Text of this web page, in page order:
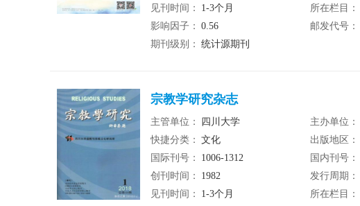
见刊时间：
1-3个月 所在栏目：
影响因子： 0.56 邮发代号：
期刊级别： 统计源期刊
宗教学研究杂志
主管单位： 四川大学 主办单位：
快捷分类： 文化 出版地区：
国际刊号：
1006-1312 国内刊号：
创刊时间：
1982 发行周期：
见刊时间：
1-3个月 所在栏目：